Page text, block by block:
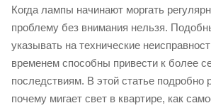
Когда лампы начинают моргать
проблему без внимания нельзя.
указывать на технические
временем способны привести к более
последствиям. В этой статье подробно
почему мигает свет в квартире, как